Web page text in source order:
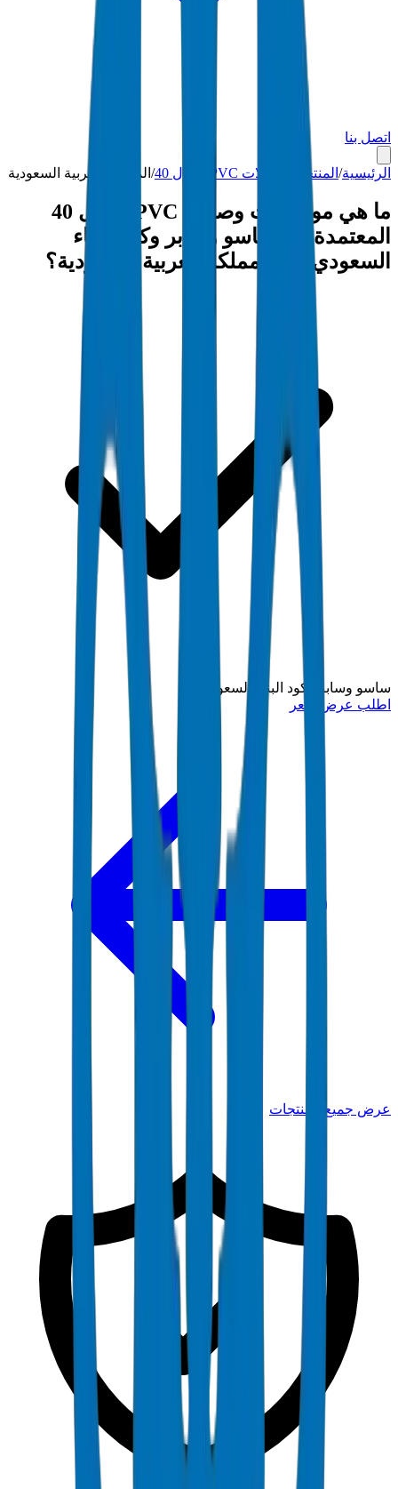
اتصل بنا
الرئيسية/ المنتجات وصلات PVC جدول 40 / المملكة العربية السعودية
ما هي مواصفات وصلات PVC جدول 40
المعتمدة من ساسو وسابر وكود البناء
السعودي في المملكة العربية السعودية؟
ساسو وسابر وكود البناء السعودي
اطلب عرض سعر
عرض جميع المنتجات